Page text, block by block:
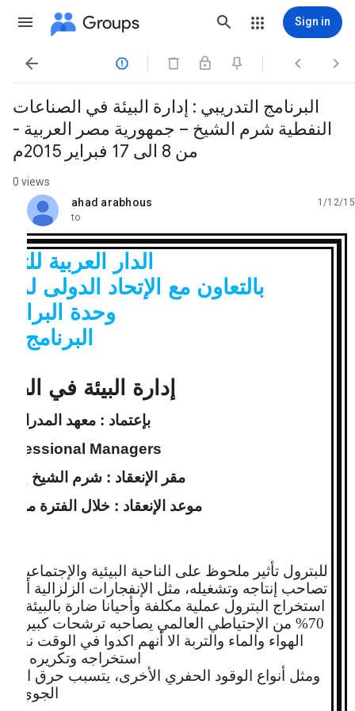
Groups Sign in
   
البرنامج التدريبي : إدارة البيئة في الصناعات
النفطية شرم الشيخ – جمهورية مصر العربية -
من 8 الى 17 فبراير 2015م
0 views
ahad arabhous
unread,
1/12/15
to
الدار العربية
بالتعاون مع الإتحاد الدولى
وحدة
البرنامج
إدارة البيئة في
بإعتماد : معهد المدراء
Managers
مقر الإنعقاد : شرم الشيخ _
موعد الإنعقاد : خلال الفترة من 8 الى 17 فبراير 2014م
للبترول تأثير ملحوظ على الناحية البيئية
تصاحب إنتاجه وتشغيله، مثل الإنفجارات الزلزالية أثناء
استخراج البترول عملية مكلفة وأحيانا ضارة بالبيئة،
70% من الإحتياطي العالمي يصاحبه ترشحات كبيرة
الهواء والماء والتربة الا أنهم اكدوا في الوقت
استخراجه وتكريره
ومثل أنواع الوقود الحفري الأخرى، يتسبب حرق
الجوي .